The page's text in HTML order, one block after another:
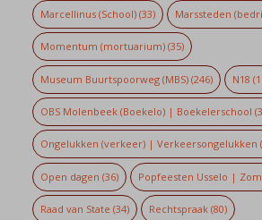
Marcellinus (School)(33) Marssteden
Momentum (mortuarium)(35)
Museum Buurtspoorweg (MBS)(246) N18
OBS Molenbeek (Boekelo) | Boekelerschool
Ongelukken (verkeer) | Verkeersongelukken
Open dagen (36) Popfeesten Usselo |
Raad van State (34) Rechtspraak (80)